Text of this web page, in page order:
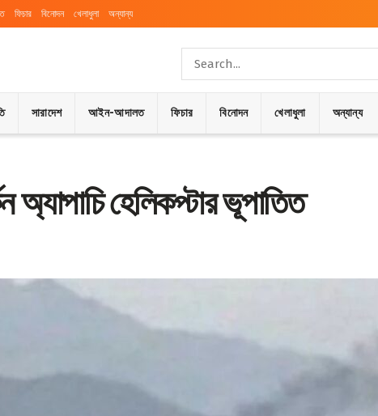
ফিচার বিনোদন খেলাধুলা অন্যান্য
সারাদেশ আইন-আদালত ফিচার বিনোদন খেলাধুলা অন্যান্য
অ্যাপাচি হেলিকপ্টার ভূপাতিত